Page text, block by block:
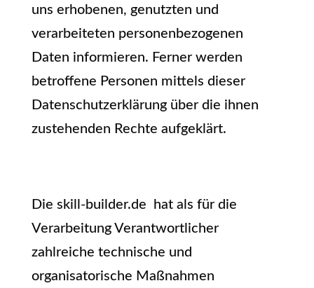
uns erhobenen, genutzten und
verarbeiteten personenbezogenen
Daten informieren. Ferner werden
betroffene Personen mittels dieser
Datenschutzerklärung über die ihnen
zustehenden Rechte aufgeklärt.
Die skill-builder.de hat als für die
Verarbeitung Verantwortlicher
zahlreiche technische und
organisatorische Maßnahmen